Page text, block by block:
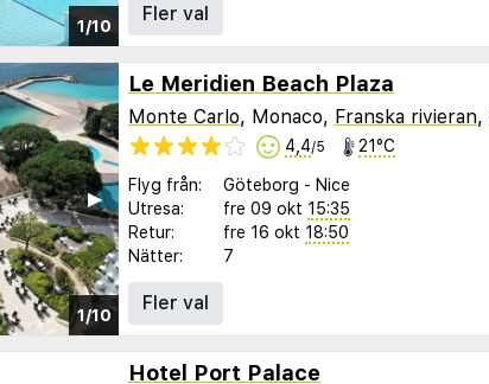
1/10
Fler val
1/10
▶︎
Le Meridien Beach Plaza
Monte Carlo, Monaco, Franska rivieran,
4,4/5 21°C
Flyg från: Göteborg - Nice
Utresa:
fre 09 okt 15:35
Retur:
fre 16 okt 18:50
Nätter:
7
Fler val
Hotel Port Palace